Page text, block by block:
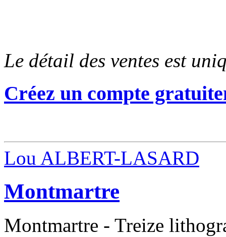
Le détail des ventes est
Créez un compte
Lou ALBERT-LASARD
Montmartre
Montmartre - Treize